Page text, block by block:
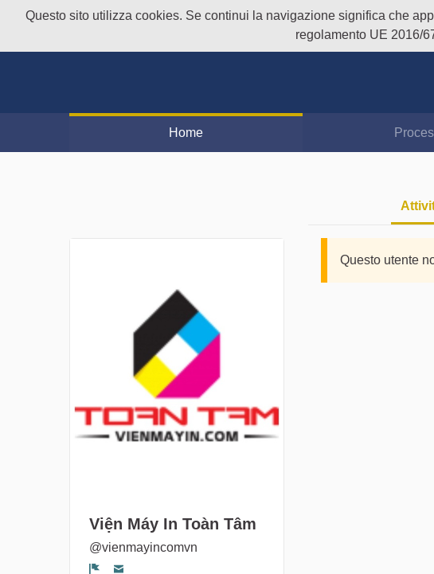
Questo sito utilizza cookies. Se continui la navigazione significa che
regolamento UE 2016/
Home
Viện Máy In Toàn Tâm
@vienmayincomvn
Questo utente